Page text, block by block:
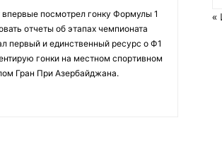
посмотрел гонку Формулы 1
отчеты об этапах чемпионата
первый и единственный ресурс о Ф1
гонки на местном спортивном
Гран При Азербайджана.
«